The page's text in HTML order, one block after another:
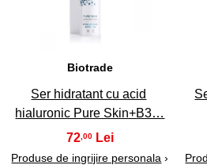
Biotrade
Ser hidratant cu acid
hialuronic Pure Skin+B3…
72 ,00
Produse de ingrijire personala ›